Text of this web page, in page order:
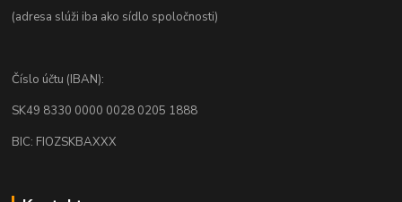
(adresa slúži iba ako sídlo spoločnosti)
Číslo účtu (IBAN):
SK49 8330 0000 0028 0205 1888
BIC: FIOZSKBAXXX